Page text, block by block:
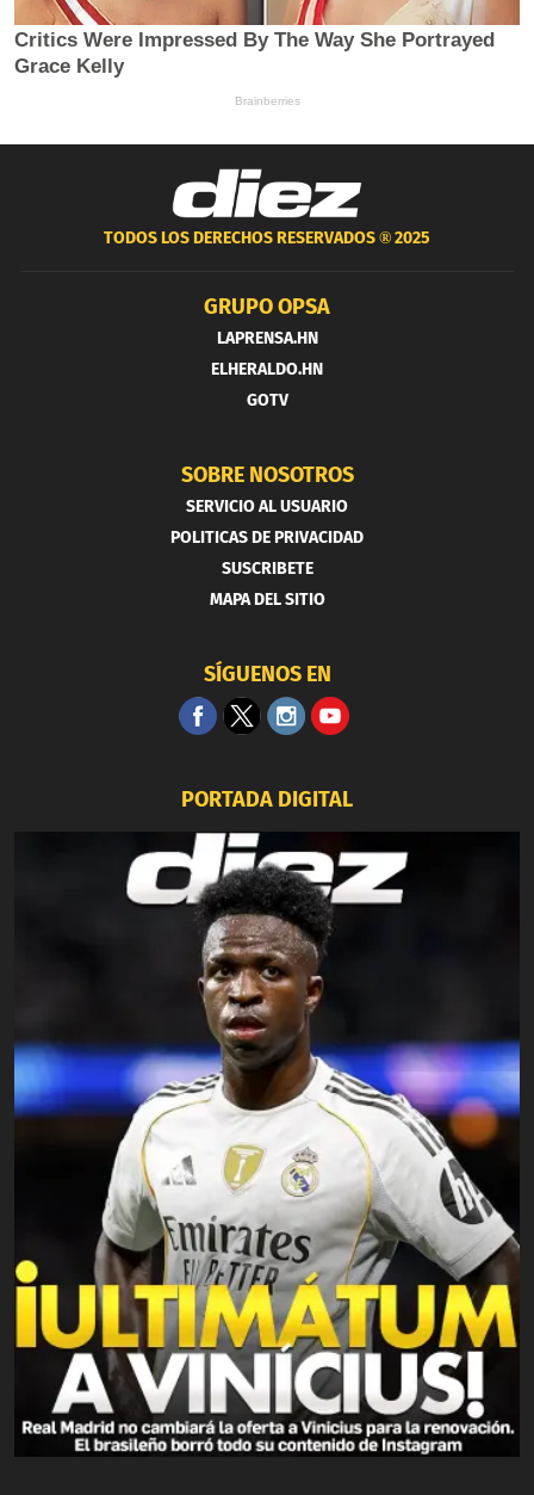
TODOS LOS DERECHOS RESERVADOS ®2025
GRUPO OPSA
LAPRENSA.HN
ELHERALDO.HN
GOTV
SOBRE NOSOTROS
SERVICIO AL USUARIO
POLITICAS DE PRIVACIDAD
SUSCRIBETE
MAPA DEL SITIO
SÍGUENOS EN
PORTADA DIGITAL